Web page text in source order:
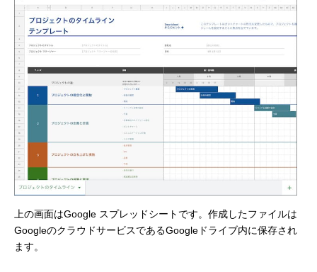
上の画面はGoogle スプレッドシートです。作成したファイルは
GoogleのクラウドサービスであるGoogleドライブ内に保存され
ます。